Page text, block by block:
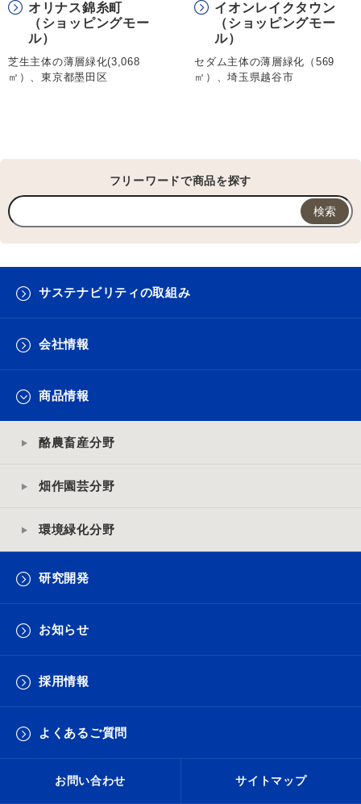
オリナス錦糸町
（ショッピングモー
ル）
芝生主体の薄層緑化(3,068
㎡）、東京都墨田区
イオンレイクタウン
（ショッピングモー
ル）
セダム主体の薄層緑化（569
㎡）、埼玉県越谷市
フリーワードで商品を探す
サステナビリティの取組み
会社情報
商品情報
酪農畜産分野
畑作園芸分野
環境緑化分野
研究開発
お知らせ
採用情報
よくあるご質問
お問い合わせ サイトマップ